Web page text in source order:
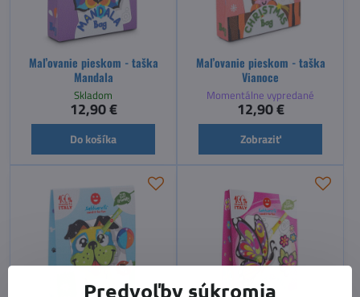
Maľovanie pieskom - taška
Mandala
Skladom
12,90 €
Do košíka
Maľovanie pieskom - taška
Vianoce
Momentálne vypredané
12,90 €
Zobraziť
Predvoľby súkromia